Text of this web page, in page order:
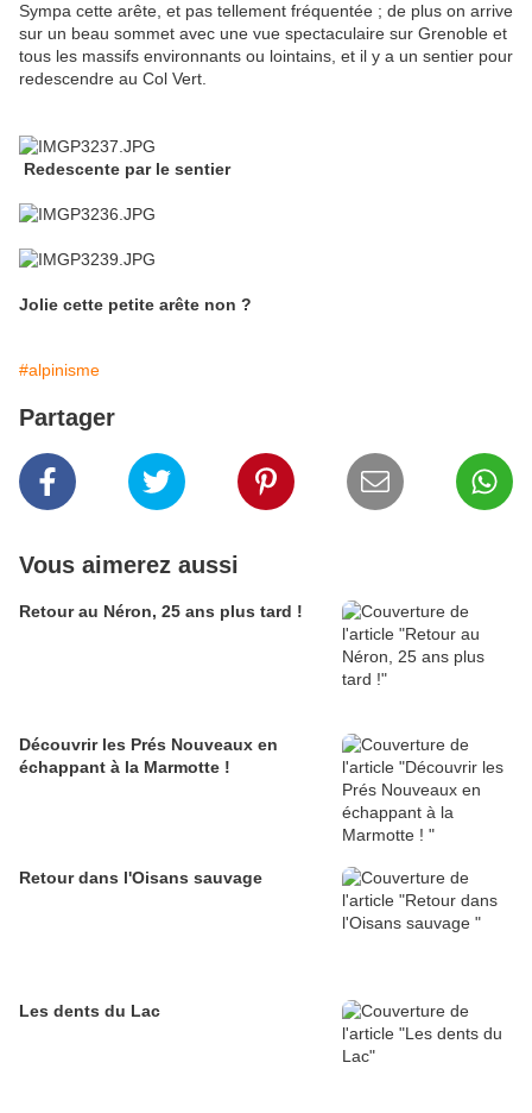
Sympa cette arête, et pas tellement fréquentée ; de plus on arrive
sur un beau sommet avec une vue spectaculaire sur Grenoble et
tous les massifs environnants ou lointains, et il y a un sentier pour
redescendre au Col Vert.
Redescente par le sentier
Jolie cette petite arête non ?
#alpinisme
Partager
Vous aimerez aussi
Retour au Néron, 25 ans plus tard !
Découvrir les Prés Nouveaux en
échappant à la Marmotte !
Retour dans l'Oisans sauvage
Les dents du Lac